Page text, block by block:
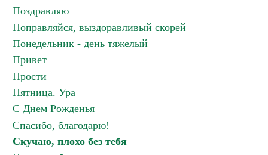
Поздравляю
Поправляйся, выздоравливый скорей
Понедельник - день тяжелый
Привет
Прости
Пятница. Ура
С Днем Рожденья
Спасибо, благодарю!
Скучаю, плохо без тебя